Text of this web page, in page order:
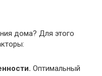
дома? Для этого
Оптимальный